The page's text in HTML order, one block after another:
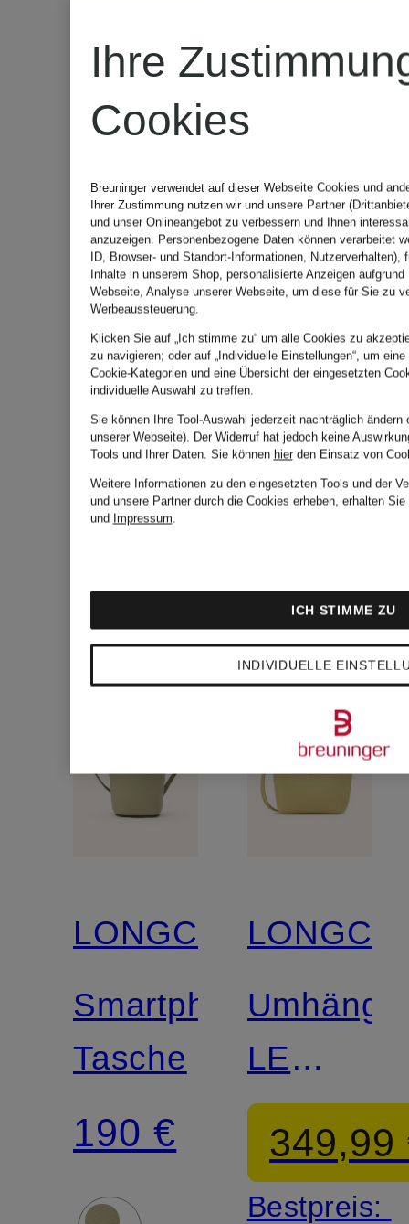
LONGCHAMP
Umhängetasche
358,99 €
XS LE
PLIAGE
XTRA
300 €
LONGCHAMP
Smartphone-
Tasche
190 €
LE
ROSEAU
SMALL
349,99
Bestpreis:
Ihre
Cookies
Breuninger verwendet auf dieser Webseite Cookies und
Ihrer Zustimmung nutzen wir und unsere Partner
und unser Onlineangebot zu verbessern und Ihnen
anzuzeigen. Personenbezogene Daten können verarbeitet
ID, Browser- und Standort-Informationen, Nutzerverhalten),
Inhalte in unserem Shop, personalisierte Anzeigen
Webseite, Analyse unserer Webseite, um diese für Sie zu
Werbeaussteuerung.
Klicken Sie auf „Ich stimme zu“ um alle Cookies zu
zu navigieren; oder auf „Individuelle Einstellungen“, um
Cookie-Kategorien und eine Übersicht der eingesetzten
individuelle Auswahl zu treffen.
Sie können Ihre Tool-Auswahl jederzeit nachträglich
unserer Webseite). Der Widerruf hat jedoch keine
Tools und Ihrer Daten. Sie können hierden Einsatz von
Weitere Informationen zu den eingesetzten Tools und der
und unsere Partner durch die Cookies erheben, erhalten
und Impressum.
INDIVIDUELLE
ICH STIMME ZU